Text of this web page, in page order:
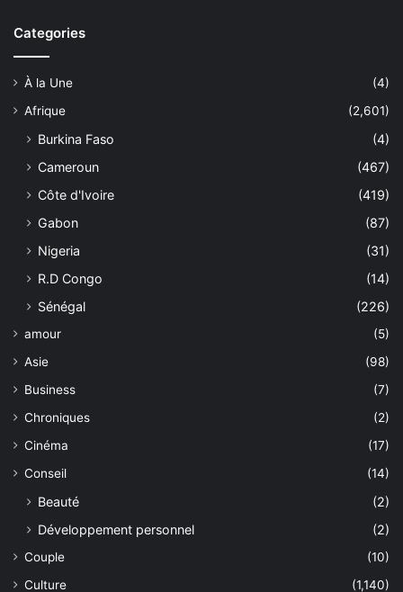
Categories
À la Une
(4)
Afrique
(2,601)
Burkina Faso
(4)
Cameroun
(467)
Côte d'Ivoire
(419)
Gabon
(87)
Nigeria
(31)
R.D Congo
(14)
Sénégal
(226)
amour
(5)
Asie
(98)
Business
(7)
Chroniques
(2)
Cinéma
(17)
Conseil
(14)
Beauté
(2)
Développement personnel
(2)
Couple
(10)
Culture
(1,140)